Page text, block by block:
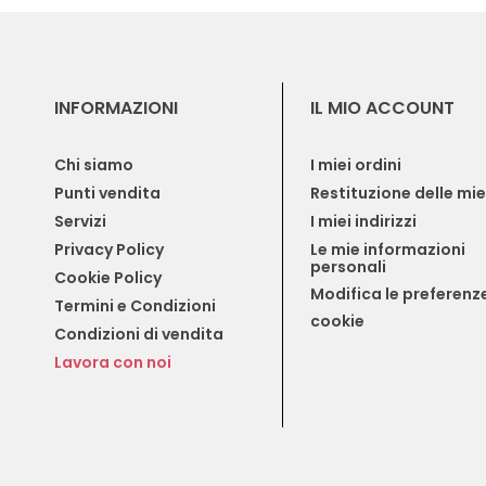
INFORMAZIONI
Chi siamo
Punti vendita
Servizi
Privacy Policy
Cookie Policy
Termini e Condizioni
Condizioni di vendita
Lavora con noi
IL MIO ACCOUNT
I miei ordini
Restituzione delle
I miei indirizzi
Le mie informazioni
personali
Modifica le
cookie